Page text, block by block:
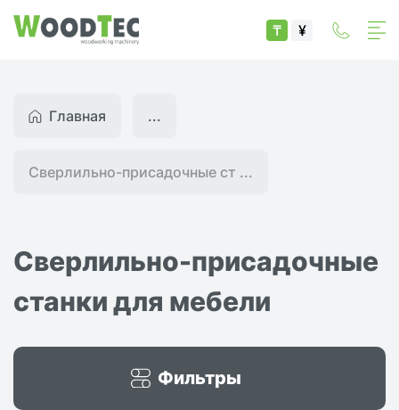
₸ ¥
Главная
Сверлильно-присадочные ст ...
...
Сверлильно-присадочные
станки для мебели
Фильтры